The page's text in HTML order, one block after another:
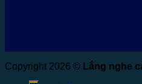
Copyright 2026 © Lắng nghe